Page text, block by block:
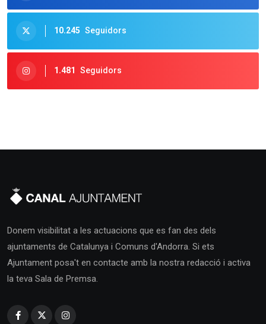
10.245 Seguidors
1.481 Seguidors
Donem visibilitat a les actuacions que es fan des dels
ajuntaments de Catalunya i Comuns d'Andorra. Si ets
Ajuntament posa't en contacte amb la nostra redacció i activa
la teva Sala de Premsa.